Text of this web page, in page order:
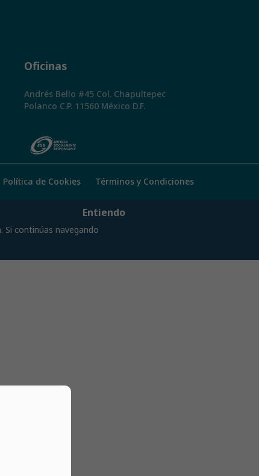
Oficinas
Andrés Bello #45 Col. Chapultepec
Polanco C.P. 11560 México D.F.
Política de Cookies Términos y Condiciones
Entiendo
Si continúas navegando